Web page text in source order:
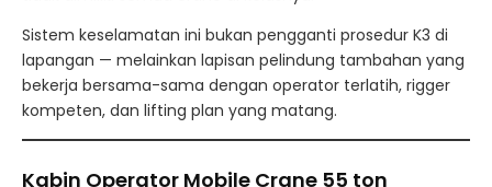
Sistem keselamatan ini bukan pengganti prosedur K3 di
lapangan — melainkan lapisan pelindung tambahan yang
bekerja bersama-sama dengan operator terlatih, rigger
kompeten, dan lifting plan yang matang.
Kabin Operator Mobile Crane 55 ton